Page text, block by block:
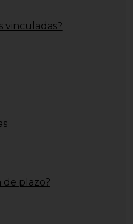
vinculadas?
de plazo?